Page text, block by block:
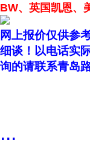
BW、英国凯恩、
网上报价仅供参
细谈！以电话实
询的请联系青岛
...